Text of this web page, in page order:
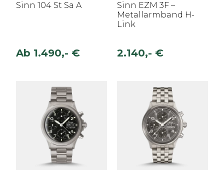
Sinn 104 St Sa A
Ab 1.490,- €
Sinn EZM 3F –
Metallarmband H-
Link
2.140,- €